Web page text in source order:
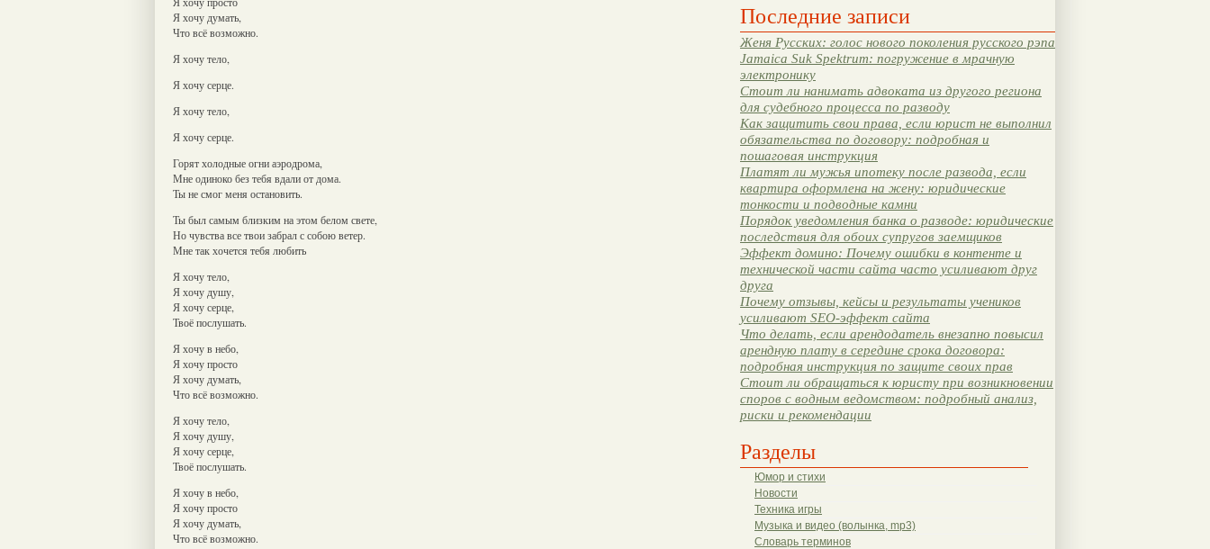
Последние записи
Женя Русских: голос нового поколения русского рэпа
Jamaica Suk Spektrum: погружение в мрачную
электронику
Стоит ли нанимать адвоката из другого региона
для судебного процесса по разводу
Как защитить свои права, если юрист не выполнил
обязательства по договору: подробная и
пошаговая инструкция
Платят ли мужья ипотеку после развода, если
квартира оформлена на жену: юридические
тонкости и подводные камни
Порядок уведомления банка о разводе: юридические
последствия для обоих супругов заемщиков
Эффект домино: Почему ошибки в контенте и
технической части сайта часто усиливают друг
друга
Почему отзывы, кейсы и результаты учеников
усиливают SEO-эффект сайта
Что делать, если арендодатель внезапно повысил
арендную плату в середине срока договора:
подробная инструкция по защите своих прав
Стоит ли обращаться к юристу при возникновении
споров с водным ведомством: подробный анализ,
риски и рекомендации
Разделы
Юмор и стихи
Новости
Техника игры
Музыка и видео (волынка, mp3)
Словарь терминов
Я хочу думать,
Что всё возможно.
Я хочу тело,
Я хочу серце.
Я хочу тело,
Я хочу серце.
Горят холодные огни аэродрома,
Мне одиноко без тебя вдали от дома.
Ты не смог меня остановить.
Ты был самым близким на этом белом свете,
Но чувства все твои забрал с собою ветер.
Мне так хочется тебя любить
Я хочу тело,
Я хочу душу,
Я хочу серце,
Твоё послушать.
Я хочу в небо,
Я хочу просто
Я хочу думать,
Что всё возможно.
Я хочу тело,
Я хочу душу,
Я хочу серце,
Твоё послушать.
Я хочу в небо,
Я хочу просто
Я хочу думать,
Что всё возможно.